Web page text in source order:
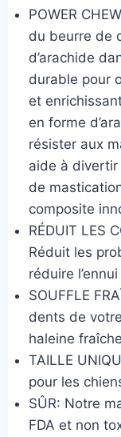
clientPOWER
du beurre de
d’arachide
durable pour
et
en forme
résister aux
aide à
de
composite
RÉDUIT LES
Réduit les
réduire
SOUFFLE
dents de
haleine
TAILLE
pour les
SÛR: Notre
FDA et non